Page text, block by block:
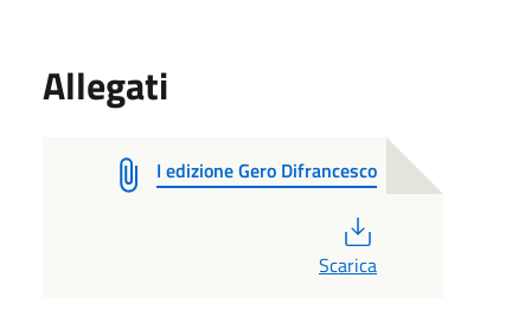
Allegati
I edizione Gero Difrancesco
Scarica